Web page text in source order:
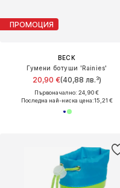
ПРОМОЦИЯ
BECK
Гумени ботуши 'Rainies'
20,90 €(40,88 лв.³)
Първоначално: 24,90 €
Последна най-ниска цена:15,21 €